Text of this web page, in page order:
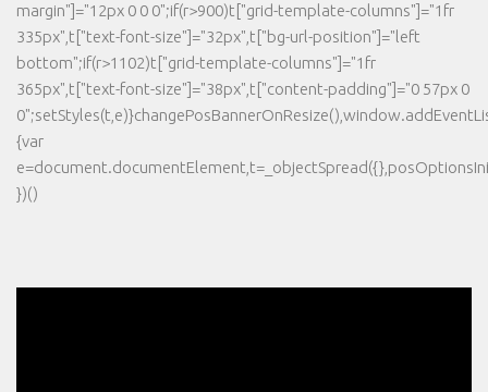
margin"]="12px 0 0 0";if(r>900)t["grid-template-columns"]="1fr
335px",t["text-font-size"]="32px",t["bg-url-position"]="left
bottom";if(r>1102)t["grid-template-columns"]="1fr
365px",t["text-font-size"]="38px",t["content-padding"]="0 57px 0
{var
})()